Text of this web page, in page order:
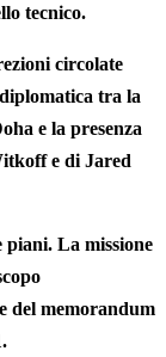
tecnico.
circolate
tra la
e la presenza
e di Jared
piani. La missione
del memorandum